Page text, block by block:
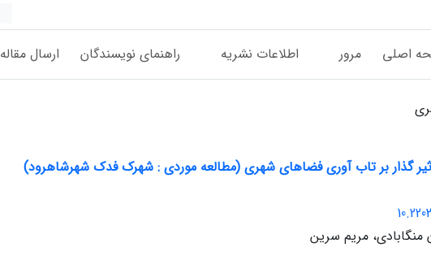
اصلی مرور اطلاعات نشریه راهنمای نویسندگان ارسال مقاله
گذار بر تاب آوری فضاهای شهری (مطالعه موردی : شهرک فدک شهرشاهرود)
مریم سرین